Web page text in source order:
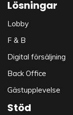
Lösningar
Lobby
F & B
Digital försäljning
Back Office
Gästupplevelse
Stöd